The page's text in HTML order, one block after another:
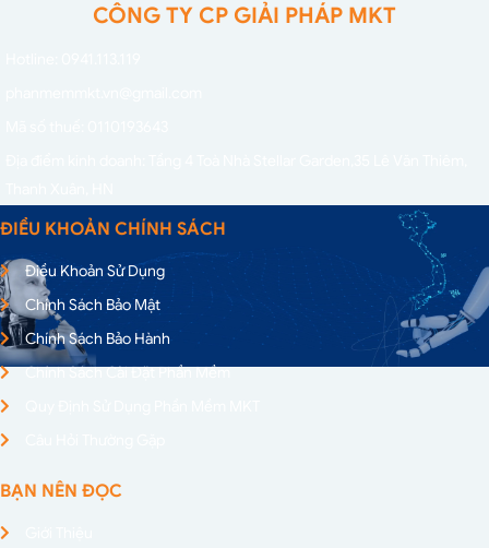
CÔNG TY CP GIẢI PHÁP MKT
ĐIỀU KHOẢN CHÍNH SÁCH
Điều Khoản Sử Dụng
Chính Sách Bảo Mật
Chính Sách Bảo Hành
Chính Sách Cài Đặt Phần Mềm
BẠN NÊN ĐỌC